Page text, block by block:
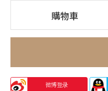
購物車
微博登录